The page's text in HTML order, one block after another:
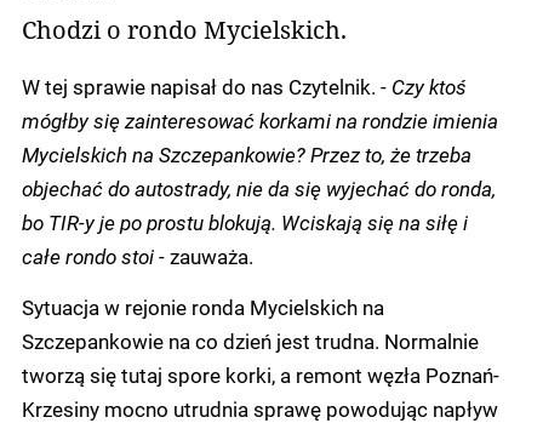
Chodzi o rondo Mycielskich.
W tej sprawie napisał do nas Czytelnik. - Czy ktoś
mógłby się zainteresować korkami na rondzie imienia
Mycielskich na Szczepankowie? Przez to, że trzeba
objechać do autostrady, nie da się wyjechać do ronda,
bo TIR-y je po prostu blokują. Wciskają się na siłę i
całe rondo stoi -zauważa.
Sytuacja w rejonie ronda Mycielskich na
Szczepankowie na co dzień jest trudna. Normalnie
tworzą się tutaj spore korki, a remont węzła Poznań-
Krzesiny mocno utrudnia sprawę powodując napływ